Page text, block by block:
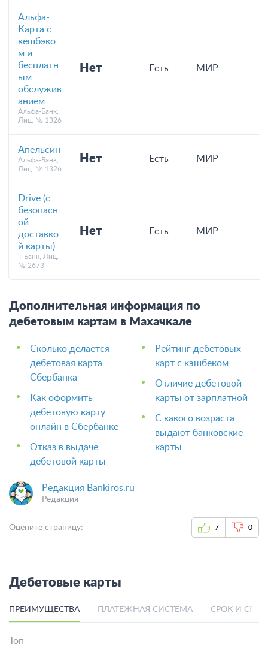
Альфа-
Карта с
кешбэко
м и
бесплатн
ым
обслужив
анием
Альфа-Банк,
Лиц. № 1326
Нет Есть МИР
Апельсин
Альфа-Банк,
Лиц. № 1326
Нет Есть МИР
Drive (с
безопасн
ой
доставко
й карты)
Т-Банк, Лиц.
№ 2673
Нет Есть МИР
Дополнительная информация по
дебетовым картам в Махачкале
Сколько делается
дебетовая карта
Сбербанка
Как оформить
дебетовую карту
онлайн в Сбербанке
Отказ в выдаче
дебетовой карты
Рейтинг дебетовых
карт с кэшбеком
Отличие дебетовой
карты от зарплатной
С какого возраста
выдают банковские
карты
Редакция Bankiros.ru
Редакция
Оцените страницу: 7 0
Дебетовые карты
ПРЕИМУЩЕСТВА ПЛАТЕЖНАЯ СИСТЕМА СРОК И
Топ